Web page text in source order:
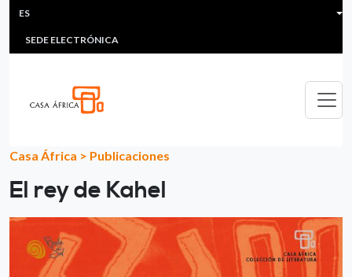
Pasar al contenido principal
HEADER MENU
MULTIMEDIA
SEDE ELECTRÓNICA
ES
Casa África > Publicaciones
El rey de Kahel